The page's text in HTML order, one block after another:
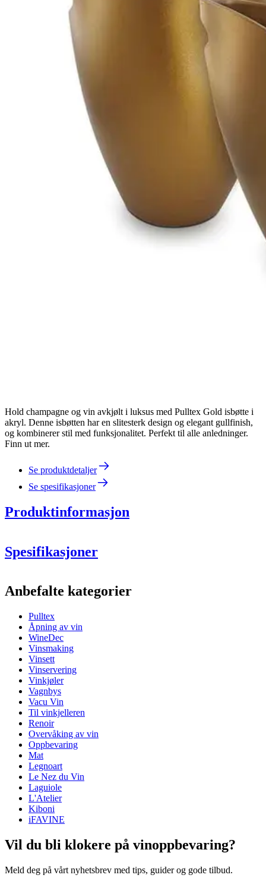
Hold champagne og vin avkjølt i luksus med Pulltex Gold isbøtte i
akryl. Denne isbøtten har en slitesterk design og elegant gullfinish,
og kombinerer stil med funksjonalitet. Perfekt til alle anledninger.
Finn ut mer.
Se produktdetaljer
Se spesifikasjoner
Produktinformasjon
Den er enkel å håndtere, slitesterk og tåler både støt og
temperaturendringer.
Bunnen er så liten at den får plass på bord med begrenset plass.
Håndtakene på hver side gjør at du enkelt kan bære
Det moderne og funksjonelle designet har en åpning øverst hvor
flaskehalsen kan hvile. Dette hindrer søl når tømmer vann fra
spannet.
Spesifikasjoner
Produktnummer107-629-00
Dimensjoner (BxHxD cm)
Vekt (kg)
Høyde (cm)
Dybde (cm)
Anbefalte kategorier
Pulltex
Åpning av vin
WineDec
Vinsmaking
Vinsett
Vinservering
Vinkjøler
Vagnbys
Vacu Vin
Til vinkjelleren
Renoir
Overvåking av vin
Oppbevaring
Mat
Legnoart
Le Nez du Vin
Laguiole
L'Atelier
Kiboni
iFAVINE
Vil du bli klokere på vinoppbevaring?
Meld deg på vårt nyhetsbrev med tips, guider og gode tilbud.